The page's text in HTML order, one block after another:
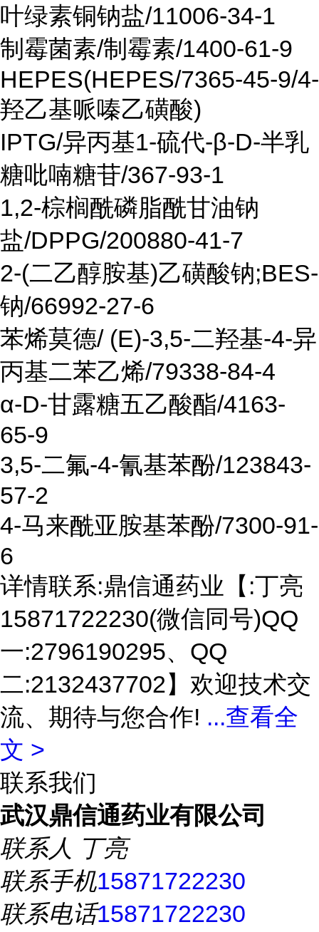
叶绿素铜钠盐/11006-34-1
制霉菌素/制霉素/1400-61-9
HEPES(HEPES/7365-45-9/4-
羟乙基哌嗪乙磺酸)
IPTG/异丙基1-硫代-β-D-半乳
糖吡喃糖苷/367-93-1
1,2-棕榈酰磷脂酰甘油钠
盐/DPPG/200880-41-7
2-(二乙醇胺基)乙磺酸钠;BES-
钠/66992-27-6
苯烯莫德/ (E)-3,5-二羟基-4-异
丙基二苯乙烯/79338-84-4
α-D-甘露糖五乙酸酯/4163-
65-9
3,5-二氟-4-氰基苯酚/123843-
57-2
4-马来酰亚胺基苯酚/7300-91-
6
详情联系:鼎信通药业【:丁亮
15871722230(微信同号)QQ
一:2796190295、QQ
二:2132437702】欢迎技术交
流、期待与您合作! ...查看全
文 >
联系我们
武汉鼎信通药业有限公司
联系人 丁亮
联系手机15871722230
联系电话15871722230